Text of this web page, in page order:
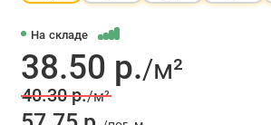
На складе
38.50 р./м²
40.30 р./м²